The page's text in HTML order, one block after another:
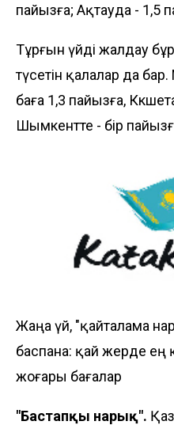
пайызға; Ақтауда - 1,5
Тұрғын үйді жалдау
түсетін қалалар да
баға 1,3 пайызға,
Шымкентте - бір
Жаңа үй, "қайталама
баспана: қай жерде ең
жоғары бағалар
"Бастапқы нарық".